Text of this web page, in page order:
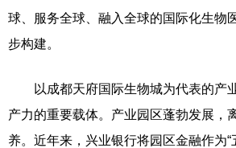
球、服务全球、融入全球的国际化生物
步构建。
以成都天府国际生物城为代表的产
产力的重要载体。产业园区蓬勃发展，
养。近年来，兴业银行将园区金融作为“